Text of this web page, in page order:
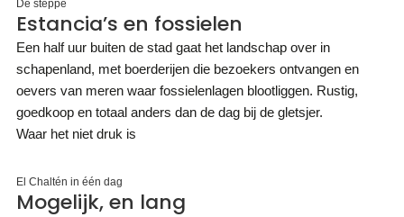
De steppe
Estancia’s en fossielen
Een half uur buiten de stad gaat het landschap over in
schapenland, met boerderijen die bezoekers ontvangen en
oevers van meren waar fossielenlagen blootliggen. Rustig,
goedkoop en totaal anders dan de dag bij de gletsjer.
Waar het niet druk is
El Chaltén in één dag
Mogelijk, en lang